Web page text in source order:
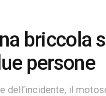
briccola
persone
dell’incidente, il